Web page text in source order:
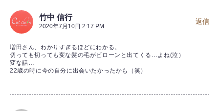
竹中 信行
2020年7月10日 2:17 PM
増田さん、わかりすぎるほどにわかる。
切っても切っても変な髪の毛がビローンと出てくる…よね(泣）
変な話…
22歳の時に今の自分に出会いたかったかも（笑）
返信